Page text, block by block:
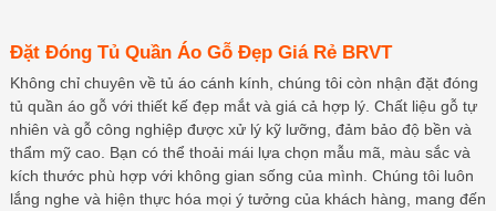
Đặt Đóng Tủ Quần Áo Gỗ Đẹp Giá Rẻ BRVT
Không chỉ chuyên về tủ áo cánh kính, chúng tôi còn nhận đặt đóng
tủ quần áo gỗ với thiết kế đẹp mắt và giá cả hợp lý. Chất liệu gỗ tự
nhiên và gỗ công nghiệp được xử lý kỹ lưỡng, đảm bảo độ bền và
thẩm mỹ cao. Bạn có thể thoải mái lựa chọn mẫu mã, màu sắc và
kích thước phù hợp với không gian sống của mình. Chúng tôi luôn
lắng nghe và hiện thực hóa mọi ý tưởng của khách hàng, mang đến